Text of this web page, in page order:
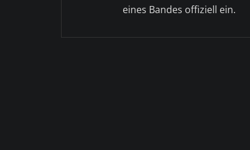
eines Bandes offiziell ein.